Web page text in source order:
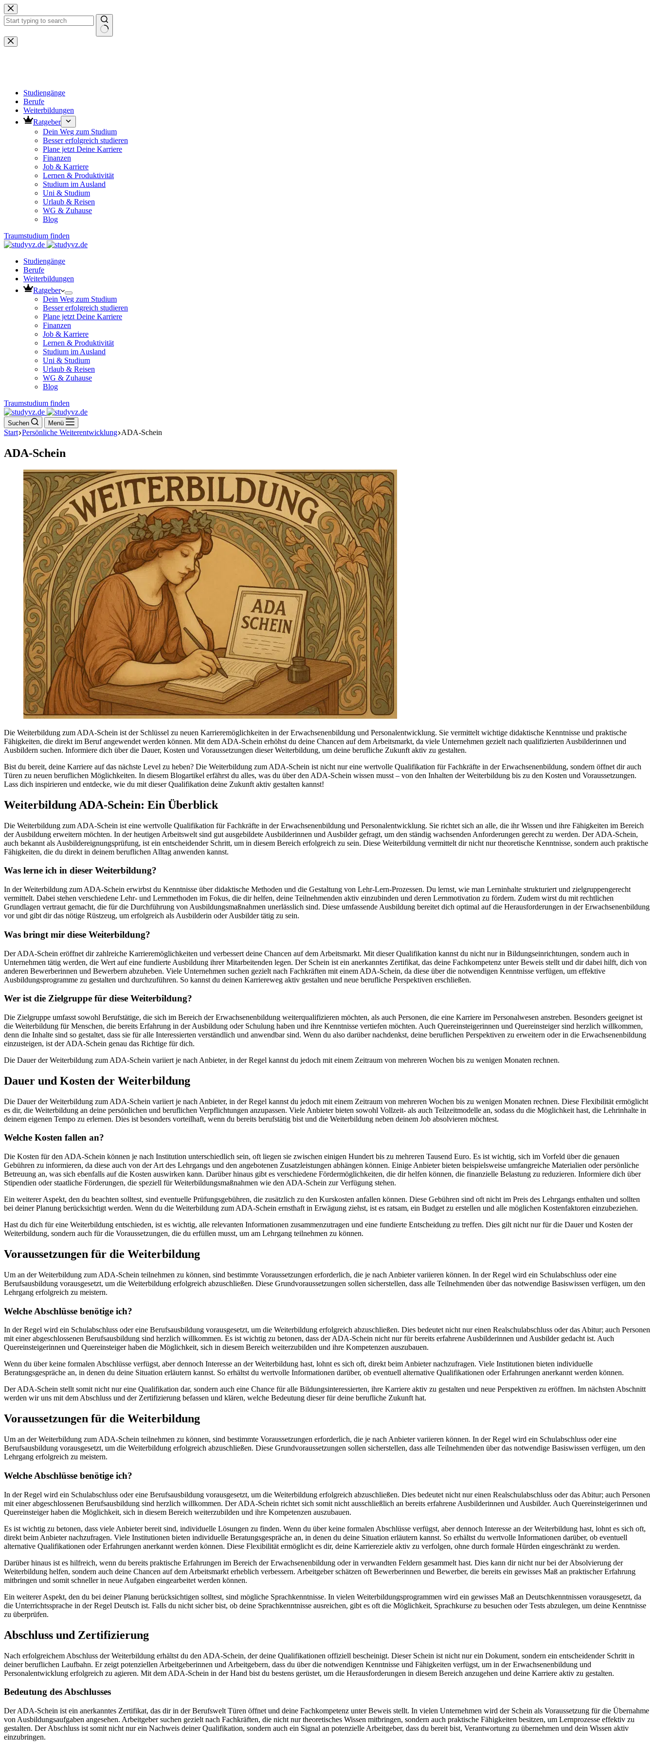
Zum
Inhalt
springen
Keine
Ergebnisse
Studiengänge
Berufe
Weiterbildungen
Ratgeber
Dein Weg zum Studium
Besser erfolgreich studieren
Plane jetzt Deine Karriere
Finanzen
Job & Karriere
Lernen & Produktivität
Studium im Ausland
Uni & Studium
Urlaub & Reisen
WG & Zuhause
Blog
Traumstudium finden
Studiengänge
Berufe
Weiterbildungen
Ratgeber
Dein Weg zum Studium
Besser erfolgreich studieren
Plane jetzt Deine Karriere
Finanzen
Job & Karriere
Lernen & Produktivität
Studium im Ausland
Uni & Studium
Urlaub & Reisen
WG & Zuhause
Blog
Traumstudium finden
Suchen Menü
Start Persönliche Weiterentwicklung ADA-Schein
ADA-Schein
Die Weiterbildung zum ADA-Schein ist der Schlüssel zu neuen Karrieremöglichkeiten in der Erwachsenenbildung und Personalentwicklung. Sie vermittelt wichtige didaktische Kenntnisse und praktische
Fähigkeiten, die direkt im Beruf angewendet werden können. Mit dem ADA-Schein erhöhst du deine Chancen auf dem Arbeitsmarkt, da viele Unternehmen gezielt nach qualifizierten Ausbilderinnen und
Ausbildern suchen. Informiere dich über die Dauer, Kosten und Voraussetzungen dieser Weiterbildung, um deine berufliche Zukunft aktiv zu gestalten.
Bist du bereit, deine Karriere auf das nächste Level zu heben? Die Weiterbildung zum ADA-Schein ist nicht nur eine wertvolle Qualifikation für Fachkräfte in der Erwachsenenbildung, sondern öffnet dir auch
Türen zu neuen beruflichen Möglichkeiten. In diesem Blogartikel erfährst du alles, was du über den ADA-Schein wissen musst – von den Inhalten der Weiterbildung bis zu den Kosten und Voraussetzungen.
Lass dich inspirieren und entdecke, wie du mit dieser Qualifikation deine Zukunft aktiv gestalten kannst!
Weiterbildung ADA-Schein: Ein Überblick
Die Weiterbildung zum ADA-Schein ist eine wertvolle Qualifikation für Fachkräfte in der Erwachsenenbildung und Personalentwicklung. Sie richtet sich an alle, die ihr Wissen und ihre Fähigkeiten im Bereich
der Ausbildung erweitern möchten. In der heutigen Arbeitswelt sind gut ausgebildete Ausbilderinnen und Ausbilder gefragt, um den ständig wachsenden Anforderungen gerecht zu werden. Der ADA-Schein,
auch bekannt als Ausbildereignungsprüfung, ist ein entscheidender Schritt, um in diesem Bereich erfolgreich zu sein. Diese Weiterbildung vermittelt dir nicht nur theoretische Kenntnisse, sondern auch praktische
Fähigkeiten, die du direkt in deinem beruflichen Alltag anwenden kannst.
Was lerne ich in dieser Weiterbildung?
In der Weiterbildung zum ADA-Schein erwirbst du Kenntnisse über didaktische Methoden und die Gestaltung von Lehr-Lern-Prozessen. Du lernst, wie man Lerninhalte strukturiert und zielgruppengerecht
vermittelt. Dabei stehen verschiedene Lehr- und Lernmethoden im Fokus, die dir helfen, deine Teilnehmenden aktiv einzubinden und deren Lernmotivation zu fördern. Zudem wirst du mit rechtlichen
Grundlagen vertraut gemacht, die für die Durchführung von Ausbildungsmaßnahmen unerlässlich sind. Diese umfassende Ausbildung bereitet dich optimal auf die Herausforderungen in der Erwachsenenbildung
vor und gibt dir das nötige Rüstzeug, um erfolgreich als Ausbilderin oder Ausbilder tätig zu sein.
Was bringt mir diese Weiterbildung?
Der ADA-Schein eröffnet dir zahlreiche Karrieremöglichkeiten und verbessert deine Chancen auf dem Arbeitsmarkt. Mit dieser Qualifikation kannst du nicht nur in Bildungseinrichtungen, sondern auch in
Unternehmen tätig werden, die Wert auf eine fundierte Ausbildung ihrer Mitarbeitenden legen. Der Schein ist ein anerkanntes Zertifikat, das deine Fachkompetenz unter Beweis stellt und dir dabei hilft, dich von
anderen Bewerberinnen und Bewerbern abzuheben. Viele Unternehmen suchen gezielt nach Fachkräften mit einem ADA-Schein, da diese über die notwendigen Kenntnisse verfügen, um effektive
Ausbildungsprogramme zu gestalten und durchzuführen. So kannst du deinen Karriereweg aktiv gestalten und neue berufliche Perspektiven erschließen.
Wer ist die Zielgruppe für diese Weiterbildung?
Die Zielgruppe umfasst sowohl Berufstätige, die sich im Bereich der Erwachsenenbildung weiterqualifizieren möchten, als auch Personen, die eine Karriere im Personalwesen anstreben. Besonders geeignet ist
die Weiterbildung für Menschen, die bereits Erfahrung in der Ausbildung oder Schulung haben und ihre Kenntnisse vertiefen möchten. Auch Quereinsteigerinnen und Quereinsteiger sind herzlich willkommen,
denn die Inhalte sind so gestaltet, dass sie für alle Interessierten verständlich und anwendbar sind. Wenn du also darüber nachdenkst, deine beruflichen Perspektiven zu erweitern oder in die Erwachsenenbildung
einzusteigen, ist der ADA-Schein genau das Richtige für dich.
Die Dauer der Weiterbildung zum ADA-Schein variiert je nach Anbieter, in der Regel kannst du jedoch mit einem Zeitraum von mehreren Wochen bis zu wenigen Monaten rechnen.
Dauer und Kosten der Weiterbildung
Die Dauer der Weiterbildung zum ADA-Schein variiert je nach Anbieter, in der Regel kannst du jedoch mit einem Zeitraum von mehreren Wochen bis zu wenigen Monaten rechnen. Diese Flexibilität ermöglicht
es dir, die Weiterbildung an deine persönlichen und beruflichen Verpflichtungen anzupassen. Viele Anbieter bieten sowohl Vollzeit- als auch Teilzeitmodelle an, sodass du die Möglichkeit hast, die Lehrinhalte in
deinem eigenen Tempo zu erlernen. Dies ist besonders vorteilhaft, wenn du bereits berufstätig bist und die Weiterbildung neben deinem Job absolvieren möchtest.
Welche Kosten fallen an?
Die Kosten für den ADA-Schein können je nach Institution unterschiedlich sein, oft liegen sie zwischen einigen Hundert bis zu mehreren Tausend Euro. Es ist wichtig, sich im Vorfeld über die genauen
Gebühren zu informieren, da diese auch von der Art des Lehrgangs und den angebotenen Zusatzleistungen abhängen können. Einige Anbieter bieten beispielsweise umfangreiche Materialien oder persönliche
Betreuung an, was sich ebenfalls auf die Kosten auswirken kann. Darüber hinaus gibt es verschiedene Fördermöglichkeiten, die dir helfen können, die finanzielle Belastung zu reduzieren. Informiere dich über
Stipendien oder staatliche Förderungen, die speziell für Weiterbildungsmaßnahmen wie den ADA-Schein zur Verfügung stehen.
Ein weiterer Aspekt, den du beachten solltest, sind eventuelle Prüfungsgebühren, die zusätzlich zu den Kurskosten anfallen können. Diese Gebühren sind oft nicht im Preis des Lehrgangs enthalten und sollten
bei deiner Planung berücksichtigt werden. Wenn du die Weiterbildung zum ADA-Schein ernsthaft in Erwägung ziehst, ist es ratsam, ein Budget zu erstellen und alle möglichen Kostenfaktoren einzubeziehen.
Hast du dich für eine Weiterbildung entschieden, ist es wichtig, alle relevanten Informationen zusammenzutragen und eine fundierte Entscheidung zu treffen. Dies gilt nicht nur für die Dauer und Kosten der
Weiterbildung, sondern auch für die Voraussetzungen, die du erfüllen musst, um am Lehrgang teilnehmen zu können.
Voraussetzungen für die Weiterbildung
Um an der Weiterbildung zum ADA-Schein teilnehmen zu können, sind bestimmte Voraussetzungen erforderlich, die je nach Anbieter variieren können. In der Regel wird ein Schulabschluss oder eine
Berufsausbildung vorausgesetzt, um die Weiterbildung erfolgreich abzuschließen. Diese Grundvoraussetzungen sollen sicherstellen, dass alle Teilnehmenden über das notwendige Basiswissen verfügen, um den
Lehrgang erfolgreich zu meistern.
Welche Abschlüsse benötige ich?
In der Regel wird ein Schulabschluss oder eine Berufsausbildung vorausgesetzt, um die Weiterbildung erfolgreich abzuschließen. Dies bedeutet nicht nur einen Realschulabschluss oder das Abitur; auch Personen
mit einer abgeschlossenen Berufsausbildung sind herzlich willkommen. Es ist wichtig zu betonen, dass der ADA-Schein nicht nur für bereits erfahrene Ausbilderinnen und Ausbilder gedacht ist. Auch
Quereinsteigerinnen und Quereinsteiger haben die Möglichkeit, sich in diesem Bereich weiterzubilden und ihre Kompetenzen auszubauen.
Wenn du über keine formalen Abschlüsse verfügst, aber dennoch Interesse an der Weiterbildung hast, lohnt es sich oft, direkt beim Anbieter nachzufragen. Viele Institutionen bieten individuelle
Beratungsgespräche an, in denen du deine Situation erläutern kannst. So erhältst du wertvolle Informationen darüber, ob eventuell alternative Qualifikationen oder Erfahrungen anerkannt werden können.
Der ADA-Schein stellt somit nicht nur eine Qualifikation dar, sondern auch eine Chance für alle Bildungsinteressierten, ihre Karriere aktiv zu gestalten und neue Perspektiven zu eröffnen. Im nächsten Abschnitt
werden wir uns mit dem Abschluss und der Zertifizierung befassen und klären, welche Bedeutung dieser für deine berufliche Zukunft hat.
Voraussetzungen für die Weiterbildung
Um an der Weiterbildung zum ADA-Schein teilnehmen zu können, sind bestimmte Voraussetzungen erforderlich, die je nach Anbieter variieren können. In der Regel wird ein Schulabschluss oder eine
Berufsausbildung vorausgesetzt, um die Weiterbildung erfolgreich abzuschließen. Diese Grundvoraussetzungen sollen sicherstellen, dass alle Teilnehmenden über das notwendige Basiswissen verfügen, um den
Lehrgang erfolgreich zu meistern.
Welche Abschlüsse benötige ich?
In der Regel wird ein Schulabschluss oder eine Berufsausbildung vorausgesetzt, um die Weiterbildung erfolgreich abzuschließen. Dies bedeutet nicht nur einen Realschulabschluss oder das Abitur; auch Personen
mit einer abgeschlossenen Berufsausbildung sind herzlich willkommen. Der ADA-Schein richtet sich somit nicht ausschließlich an bereits erfahrene Ausbilderinnen und Ausbilder. Auch Quereinsteigerinnen und
Quereinsteiger haben die Möglichkeit, sich in diesem Bereich weiterzubilden und ihre Kompetenzen auszubauen.
Es ist wichtig zu betonen, dass viele Anbieter bereit sind, individuelle Lösungen zu finden. Wenn du über keine formalen Abschlüsse verfügst, aber dennoch Interesse an der Weiterbildung hast, lohnt es sich oft,
direkt beim Anbieter nachzufragen. Viele Institutionen bieten individuelle Beratungsgespräche an, in denen du deine Situation erläutern kannst. So erhältst du wertvolle Informationen darüber, ob eventuell
alternative Qualifikationen oder Erfahrungen anerkannt werden können. Diese Flexibilität ermöglicht es dir, deine Karriereziele aktiv zu verfolgen, ohne durch formale Hürden eingeschränkt zu werden.
Darüber hinaus ist es hilfreich, wenn du bereits praktische Erfahrungen im Bereich der Erwachsenenbildung oder in verwandten Feldern gesammelt hast. Dies kann dir nicht nur bei der Absolvierung der
Weiterbildung helfen, sondern auch deine Chancen auf dem Arbeitsmarkt erheblich verbessern. Arbeitgeber schätzen oft Bewerberinnen und Bewerber, die bereits ein gewisses Maß an praktischer Erfahrung
mitbringen und somit schneller in neue Aufgaben eingearbeitet werden können.
Ein weiterer Aspekt, den du bei deiner Planung berücksichtigen solltest, sind mögliche Sprachkenntnisse. In vielen Weiterbildungsprogrammen wird ein gewisses Maß an Deutschkenntnissen vorausgesetzt, da
die Unterrichtssprache in der Regel Deutsch ist. Falls du nicht sicher bist, ob deine Sprachkenntnisse ausreichen, gibt es oft die Möglichkeit, Sprachkurse zu besuchen oder Tests abzulegen, um deine Kenntnisse
zu überprüfen.
Abschluss und Zertifizierung
Nach erfolgreichem Abschluss der Weiterbildung erhältst du den ADA-Schein, der deine Qualifikationen offiziell bescheinigt. Dieser Schein ist nicht nur ein Dokument, sondern ein entscheidender Schritt in
deiner beruflichen Laufbahn. Er zeigt potenziellen Arbeitgeberinnen und Arbeitgebern, dass du über die notwendigen Kenntnisse und Fähigkeiten verfügst, um in der Erwachsenenbildung und
Personalentwicklung erfolgreich zu agieren. Mit dem ADA-Schein in der Hand bist du bestens gerüstet, um die Herausforderungen in diesem Bereich anzugehen und deine Karriere aktiv zu gestalten.
Bedeutung des Abschlusses
Der ADA-Schein ist ein anerkanntes Zertifikat, das dir in der Berufswelt Türen öffnet und deine Fachkompetenz unter Beweis stellt. In vielen Unternehmen wird der Schein als Voraussetzung für die Übernahme
von Ausbildungsaufgaben angesehen. Arbeitgeber suchen gezielt nach Fachkräften, die nicht nur theoretisches Wissen mitbringen, sondern auch praktische Fähigkeiten besitzen, um Lernprozesse effektiv zu
gestalten. Der Abschluss ist somit nicht nur ein Nachweis deiner Qualifikation, sondern auch ein Signal an potenzielle Arbeitgeber, dass du bereit bist, Verantwortung zu übernehmen und dein Wissen aktiv
einzubringen.